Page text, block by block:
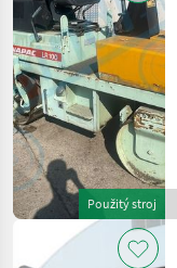
Použitý stroj